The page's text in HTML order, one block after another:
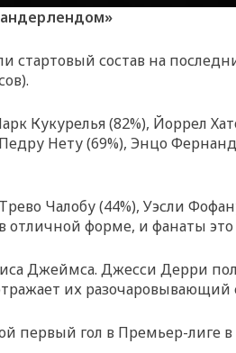
стартовый состав на
Кукурелья (82%), Йоррел
Нету (69%), Энцо
Чалобу (44%), Уэсли
отличной форме, и фанаты это
Джеймса. Джесси Дерри
их разочаровывающий
первый гол в Премьер-лиге